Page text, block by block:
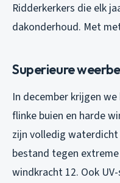
Ridderkerkers die elk
dakonderhoud. Met
Superieure
In december krijgen
flinke buien en harde
zijn volledig
bestand tegen
windkracht 12. Ook